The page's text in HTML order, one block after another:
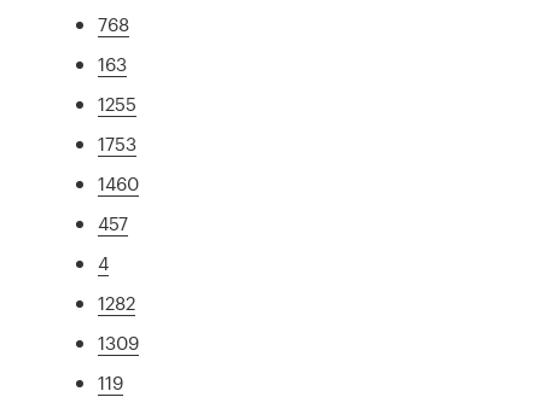
768
163
1255
1753
1460
457
4
1282
1309
119